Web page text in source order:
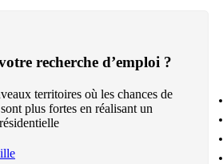
recherche d’emploi ?
territoires où les chances de
plus fortes en réalisant un